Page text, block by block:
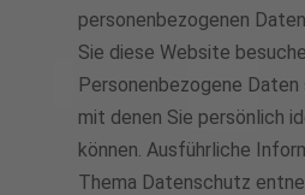
personenbezogenen
Sie diese Website
Personenbezogene Daten
mit denen Sie persönlich
können. Ausführliche
Thema Datenschutz